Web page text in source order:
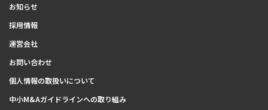
お知らせ
採用情報
運営会社
お問い合わせ
個人情報の取扱いについて
中小M&Aガイドラインへの取り組み